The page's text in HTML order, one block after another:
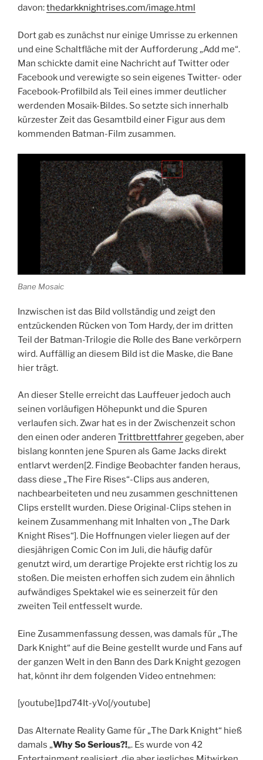
davon:thedarkknightrises.com/image.html
Dort gab es zunächst nur einige Umrisse zu erkennen
und eine Schaltfläche mit der Aufforderung „Add me“.
Man schickte damit eine Nachricht auf Twitter oder
Facebook und verewigte so sein eigenes Twitter- oder
Facebook-Profilbild als Teil eines immer deutlicher
werdenden Mosaik-Bildes. So setzte sich innerhalb
kürzester Zeit das Gesamtbild einer Figur aus dem
kommenden Batman-Film zusammen.
Bane Mosaic
Inzwischen ist das Bild vollständig und zeigt den
entzückenden Rücken von Tom Hardy, der im dritten
Teil der Batman-Trilogie die Rolle des Bane verkörpern
wird. Auffällig an diesem Bild ist die Maske, die Bane
hier trägt.
An dieser Stelle erreicht das Lauffeuer jedoch auch
seinen vorläufigen Höhepunkt und die Spuren
verlaufen sich. Zwar hat es in der Zwischenzeit schon
den einen oder anderen Trittbrettfahrergegeben, aber
bislang konnten jene Spuren als Game Jacks direkt
entlarvt werden[2. Findige Beobachter fanden heraus,
dass diese „The Fire Rises“-Clips aus anderen,
nachbearbeiteten und neu zusammen geschnittenen
Clips erstellt wurden. Diese Original-Clips stehen in
keinem Zusammenhang mit Inhalten von „The Dark
Knight Rises“]. Die Hoffnungen vieler liegen auf der
diesjährigen Comic Con im Juli, die häufig dafür
genutzt wird, um derartige Projekte erst richtig los zu
stoßen. Die meisten erhoffen sich zudem ein ähnlich
aufwändiges Spektakel wie es seinerzeit für den
zweiten Teil entfesselt wurde.
Eine Zusammenfassung dessen, was damals für „The
Dark Knight“ auf die Beine gestellt wurde und Fans auf
der ganzen Welt in den Bann des Dark Knight gezogen
hat, könnt ihr dem folgenden Video entnehmen:
[youtube]1pd74It-yVo[/youtube]
Das Alternate Reality Game für „The Dark Knight“ hieß
damals „Why So Serious?!„. Es wurde von 42